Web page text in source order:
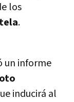
los
.
un informe
inducirá al